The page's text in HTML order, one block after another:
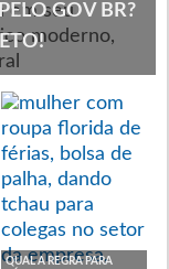
GOV BR?
QUAL A REGRA PARA